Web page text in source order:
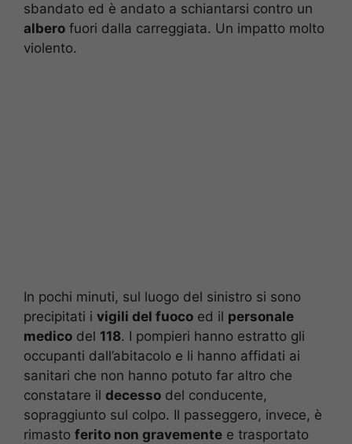
sbandato ed è andato a schiantarsi contro un
albero fuori dalla carreggiata. Un impatto molto
violento.
In pochi minuti, sul luogo del sinistro si sono
precipitati i vigili del fuoco ed il personale
medico del 118. I pompieri hanno estratto gli
occupanti dall’abitacolo e li hanno affidati ai
sanitari che non hanno potuto far altro che
constatare il decesso del conducente,
sopraggiunto sul colpo. Il passeggero, invece, è
rimasto ferito non gravemente e trasportato